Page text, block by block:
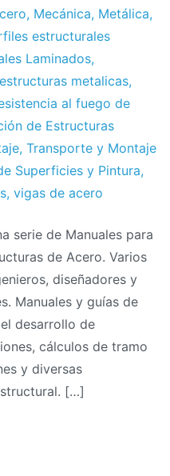
, Mecánica, Metálica,
estructurales
Laminados,
metalicas,
al fuego de
de Estructuras
, Transporte y Montaje
Superficies y Pintura,
, vigas de acero
serie de Manuales para
de Acero. Varios
diseñadores y
Manuales y guías de
desarrollo de
cálculos de tramo
y diversas
[…]